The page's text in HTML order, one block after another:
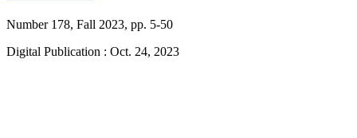
Number 178, Fall 2023, pp. 5-50
Digital Publication : Oct. 24, 2023